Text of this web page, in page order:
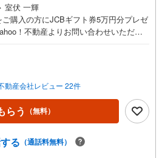
室伏 一輝
購入の方にJCBギフト券5万円分プレゼ
！不動産よりお問い合わせいただい
業時間 10:00～18:00】この時間帯は
わせがスムーズです。住み替えをご希
証付売却プランがございます。お気軽
さい。●全居室南向き●日当たり良好●
実の設備◇当社の強みは（1）リフォーム
業を行っている為、お客様に最適なプラ
有しておりますので、ご予算・ご希望に
動産会社レビュー 22件
らう （無料）
る （通話料無料）